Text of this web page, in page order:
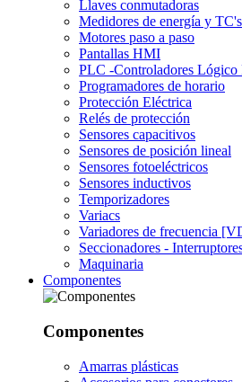
Llaves conmutadoras
Medidores de energía y
Motores paso a paso
Pantallas HMI
PLC -Controladores Lógico
Programadores de horario
Protección Eléctrica
Relés de protección
Sensores capacitivos
Sensores de posición lineal
Sensores fotoeléctricos
Sensores inductivos
Temporizadores
Variacs
Variadores de frecuencia
Seccionadores -
Maquinaria
Componentes
Componentes
Amarras plásticas